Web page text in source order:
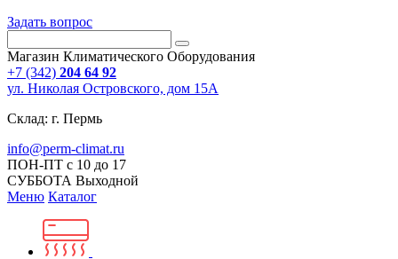
Задать вопрос
Магазин Климатического Оборудования
+7 (342) 204 64 92
ул. Николая Островского, дом 15А
Склад: г. Пермь
info@perm-climat.ru
ПОН-ПТ с 10 до 17
СУББОТА Выходной
Меню Каталог